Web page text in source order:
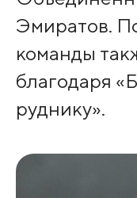
Эмиратов.
команды
благодаря
руднику».